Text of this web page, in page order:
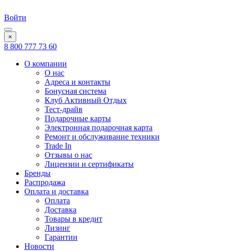
Войти
×
8 800 777 73 60
О компании
О нас
Адреса и контакты
Бонусная система
Клуб Активный Отдых
Тест-драйв
Подарочные карты
Электронная подарочная карта
Ремонт и обслуживание техники
Trade In
Отзывы о нас
Лицензии и сертификаты
Бренды
Распродажа
Оплата и доставка
Оплата
Доставка
Товары в кредит
Лизинг
Гарантии
Новости